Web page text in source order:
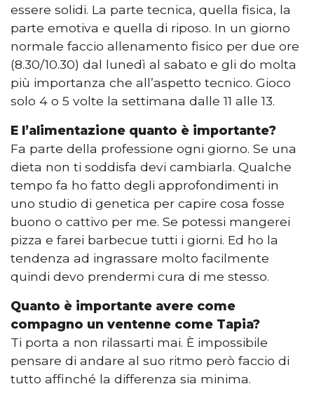
essere solidi. La parte tecnica, quella fisica, la
parte emotiva e quella di riposo. In un giorno
normale faccio allenamento fisico per due ore
(8.30/10.30) dal lunedì al sabato e gli do molta
più importanza che all’aspetto tecnico. Gioco
solo 4 o 5 volte la settimana dalle 11 alle 13.
E l’alimentazione quanto è importante?
Fa parte della professione ogni giorno. Se una
dieta non ti soddisfa devi cambiarla. Qualche
tempo fa ho fatto degli approfondimenti in
uno studio di genetica per capire cosa fosse
buono o cattivo per me. Se potessi mangerei
pizza e farei barbecue tutti i giorni. Ed ho la
tendenza ad ingrassare molto facilmente
quindi devo prendermi cura di me stesso.
Quanto è importante avere come
compagno un ventenne come Tapia?
Ti porta a non rilassarti mai. È impossibile
pensare di andare al suo ritmo però faccio di
tutto affinché la differenza sia minima.